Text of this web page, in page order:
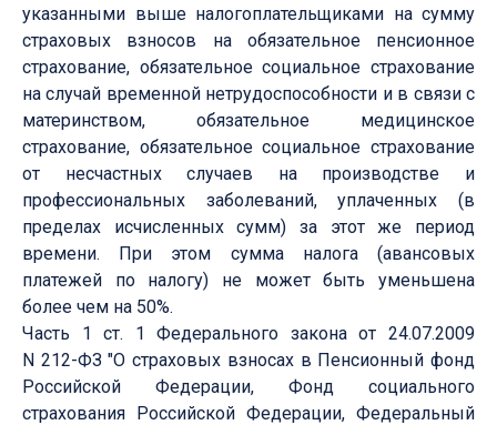
указанными выше налогоплательщиками на сумму
страховых взносов на обязательное пенсионное
страхование, обязательное социальное страхование
на случай временной нетрудоспособности и в связи с
материнством, обязательное медицинское
страхование, обязательное социальное страхование
от несчастных случаев на производстве и
профессиональных заболеваний, уплаченных (в
пределах исчисленных сумм) за этот же период
времени. При этом сумма налога (авансовых
платежей по налогу) не может быть уменьшена
более чем на 50%.
Часть 1 ст. 1 Федерального закона от 24.07.2009
N 212-ФЗ "О страховых взносах в Пенсионный фонд
Российской Федерации, Фонд социального
страхования Российской Федерации, Федеральный